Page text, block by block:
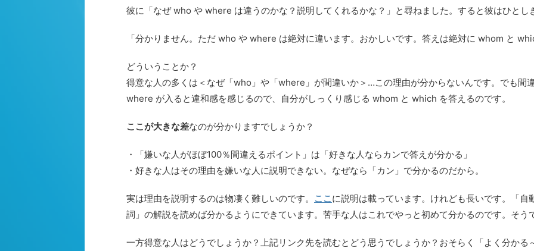
彼に「なぜ who や where は違うのかな？説明してくれるかな？」と尋ねました。すると彼はひとし
「分かりません。ただ who や where は絶対に違います。おかしいです。答えは絶対に whom と
どういうことか？
得意な人の多くは＜なぜ「who」や「where」が間違いか＞…この理由が分からないんです。でも間
where が入ると違和感を感じるので、自分がしっくり感じる whom と which を答えるのです。
ここが大きな差なのが分かりますでしょうか？
・「嫌いな人がほぼ100％間違えるポイント」は「好きな人ならカンで答えが分かる」
・好きな人はその理由を嫌いな人に説明できない。なぜなら「カン」で分かるのだから。
実は理由を説明するのは物凄く難しいのです。 ここに説明は載っています。けれども長いです。「自
詞」の解説を読めば分かるようにできています。苦手な人はこれでやっと初めて分かるのです。そう
一方得意な人はどうでしょうか？上記リンク先を読むとどう思うでしょうか？おそらく「よく分かる